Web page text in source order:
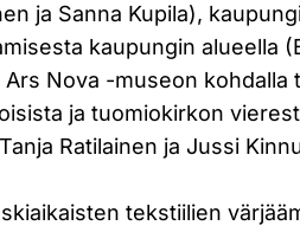
ja Sanna Kupila),
kaupungin alueella
Nova -museon kohdalla
ja tuomiokirkon
Ratilainen ja Jussi
tekstiilien